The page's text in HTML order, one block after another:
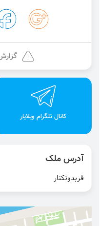
کانال تلگرام ویلایار
آدرس ملک
فربدونکنار